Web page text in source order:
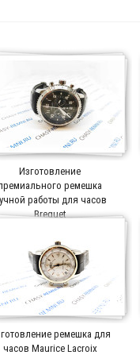
Изготовление
ремешка
работы для часов
Breguet
ремешка для
часов Maurice Lacroix